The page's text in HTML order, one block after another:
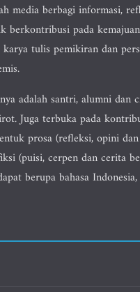
media berbagi informasi,
berkontribusi pada
karya tulis pemikiran dan
adalah santri, alumni dan
Juga terbuka pada
prosa (refleksi, opini
(puisi, cerpen dan cerita
berupa bahasa